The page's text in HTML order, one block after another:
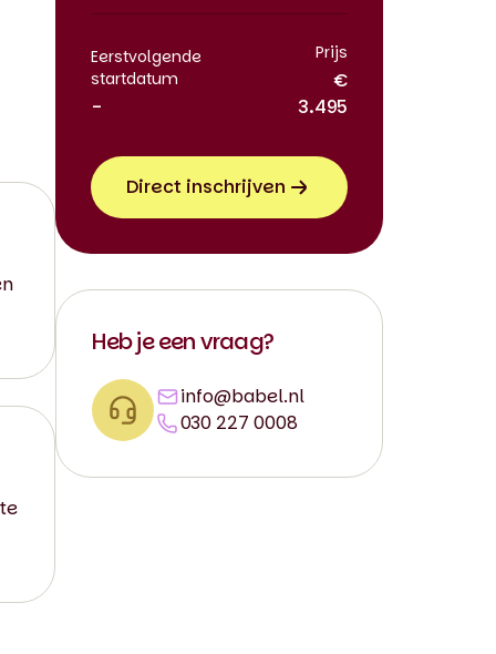
Eerstvolgende
startdatum
-
Prijs
€
3.495
Direct inschrijven
Heb je een vraag?
info@babel.nl
030 227 0008